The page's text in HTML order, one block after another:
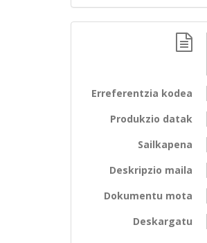
Erreferentzia kodea
Produkzio datak
Sailkapena
Deskripzio maila
Dokumentu mota
Deskargatu